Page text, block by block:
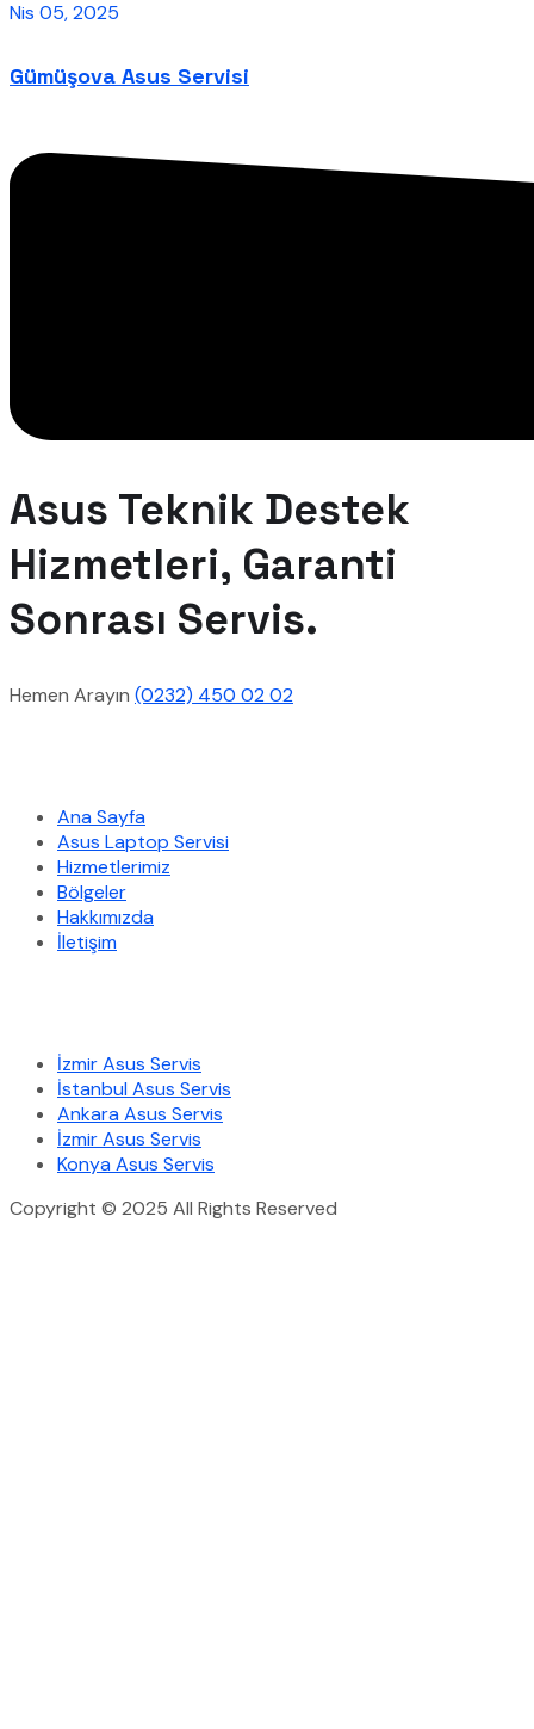
Nis 05, 2025
Gümüşova Asus Servisi
Asus Teknik Destek
Hizmetleri, Garanti
Sonrası Servis.
Hemen Arayın (0232) 450 02 02
Ana Sayfa
Asus Laptop Servisi
Hizmetlerimiz
Bölgeler
Hakkımızda
İletişim
İzmir Asus Servis
İstanbul Asus Servis
Ankara Asus Servis
İzmir Asus Servis
Konya Asus Servis
Copyright © 2025 All Rights Reserved